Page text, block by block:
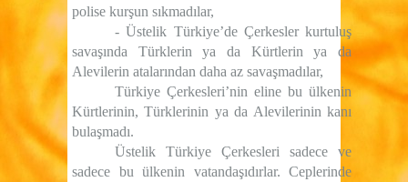
polise kurşun sıkmadılar,
- Üstelik Türkiye’de Çerkesler kurtuluş
savaşında Türklerin ya da Kürtlerin ya da
Alevilerin atalarından daha az savaşmadılar,
Türkiye Çerkesleri’nin eline bu ülkenin
Kürtlerinin, Türklerinin ya da Alevilerinin kanı
bulaşmadı.
Üstelik Türkiye Çerkesleri sadece ve
sadece bu ülkenin vatandaşıdırlar. Ceplerinde